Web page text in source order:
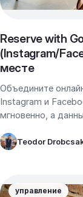
Reserve with
(Instagram/
месте
Объедините
Instagram и
мгновенно, а
Teodor
управление